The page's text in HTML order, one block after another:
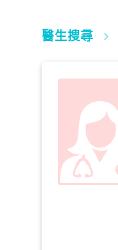
醫生搜尋